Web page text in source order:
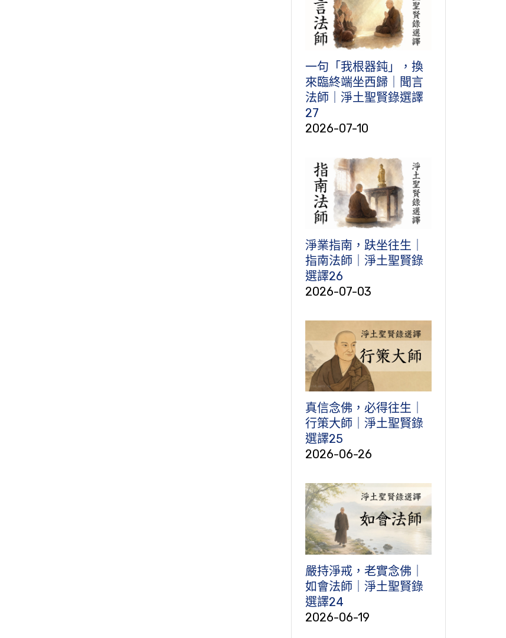
一句「我根器鈍」，換
來臨終端坐西歸｜聞言
法師｜淨土聖賢錄選譯
27
2026-07-10
淨業指南，趺坐往生｜
指南法師｜淨土聖賢錄
選譯26
2026-07-03
真信念佛，必得往生｜
行策大師｜淨土聖賢錄
選譯25
2026-06-26
嚴持淨戒，老實念佛｜
如會法師｜淨土聖賢錄
選譯24
2026-06-19